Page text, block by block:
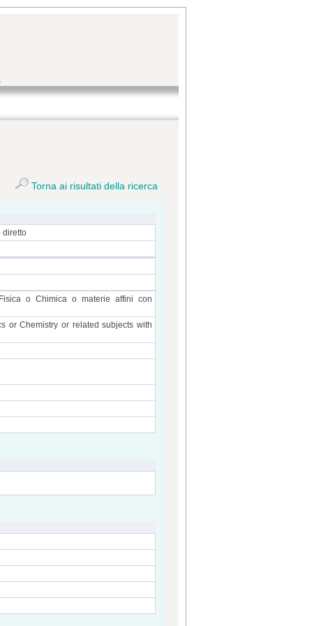
Torna ai risultati della ricerca
diretto
o Chimica o materie affini con
or Chemistry or related subjects with